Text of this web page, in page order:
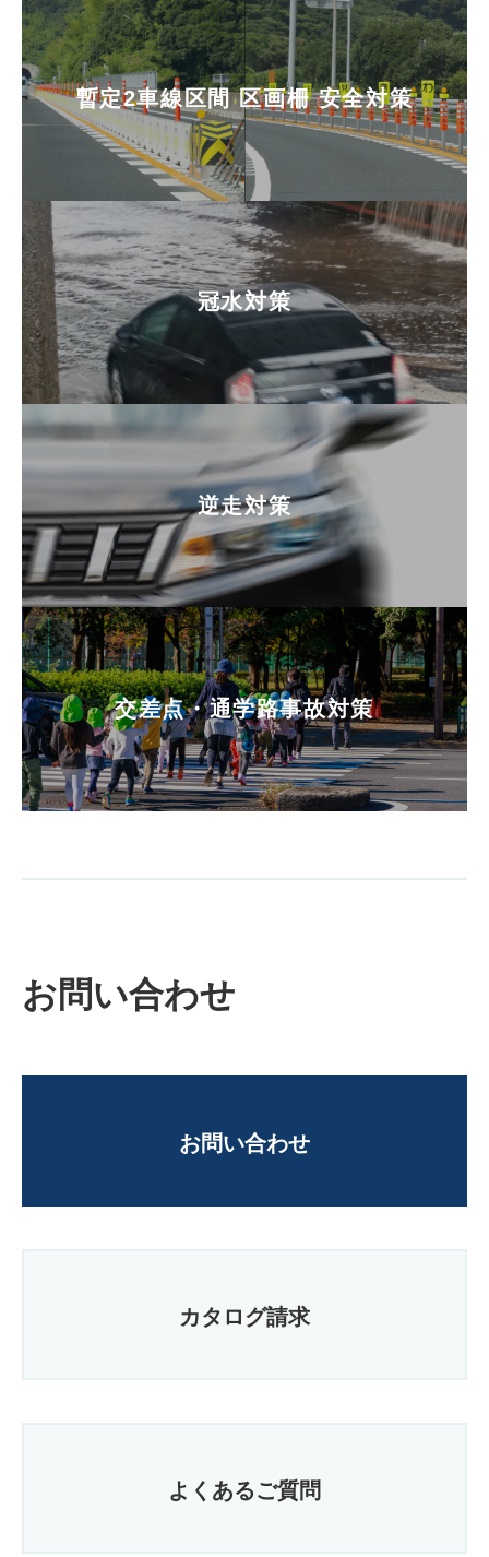
暫定2車線区間 区画柵 安全対策
冠水対策
逆走対策
交差点・通学路事故対策
お問い合わせ
お問い合わせ
カタログ請求
よくあるご質問